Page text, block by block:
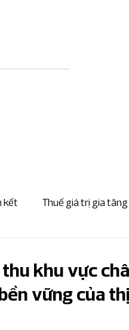
kết Thuế giá trị gia tăng
toán
Giá chuyển nhượng
khu vực
vững của